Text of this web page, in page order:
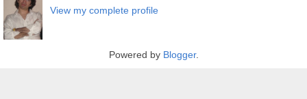
View my complete profile
Powered by Blogger.